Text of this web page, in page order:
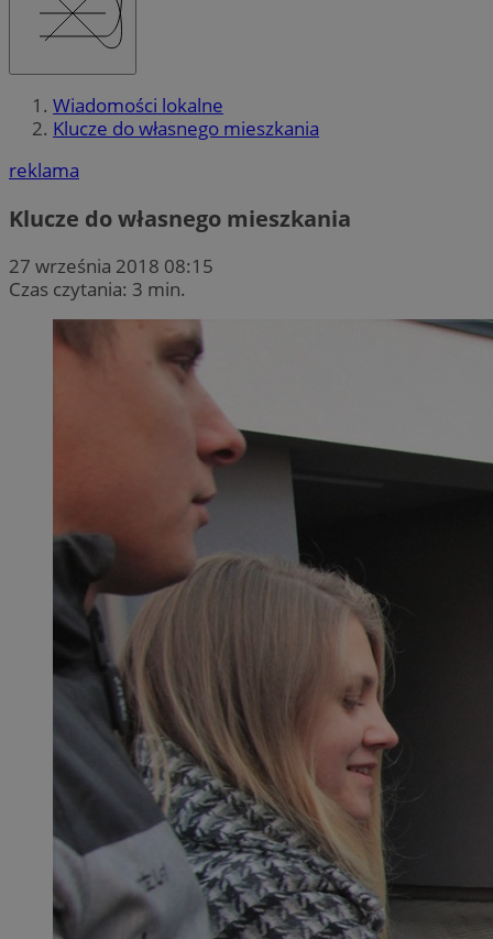
Wiadomości lokalne
Klucze do własnego mieszkania
reklama
Klucze do własnego mieszkania
27 września 2018 08:15
Czas czytania: 3 min.